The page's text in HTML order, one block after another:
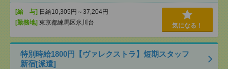
[給 与] 日給10,305円～37,204円
[勤務地] 東京都練馬区氷川台 気になる！
特別時給1800円【ヴァレクストラ】短期スタッフ
新宿[派遣]